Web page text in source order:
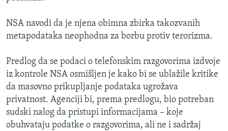
NSA navodi da je njena obimna zbirka takozvanih
metapodataka neophodna za borbu protiv terorizma.
Predlog da se podaci o telefonskim razgovorima izdvoje
iz kontrole NSA osmišljen je kako bi se ublažile kritike
da masovno prikupljanje podataka ugrožava
privatnost. Agenciji bi, prema predlogu, bio potreban
sudski nalog da pristupi informacijama – koje
obuhvataju podatke o razgovorima, ali ne i sadržaj